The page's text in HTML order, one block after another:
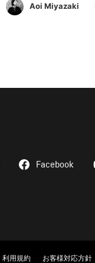
Aoi Miyazaki
Facebook
利用規約 お客様対応方針